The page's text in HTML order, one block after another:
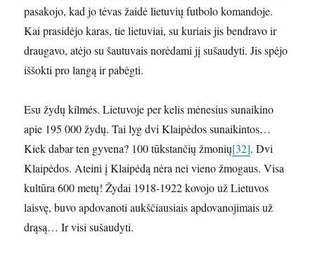
pasakojo, kad jo tėvas žaidė lietuvių futbolo komandoje.
Kai prasidėjo karas, tie lietuviai, su kuriais jis bendravo ir
draugavo, atėjo su šautuvais norėdami jį sušaudyti. Jis spėjo
iššokti pro langą ir pabėgti.
Esu žydų kilmės. Lietuvoje per kelis mėnesius sunaikino
apie 195 000 žydų. Tai lyg dvi Klaipėdos sunaikintos…
Kiek dabar ten gyvena? 100 tūkstančių žmonių[32]. Dvi
Klaipėdos. Ateini į Klaipėdą nėra nei vieno žmogaus. Visa
kultūra 600 metų! Žydai 1918-1922 kovojo už Lietuvos
laisvę, buvo apdovanoti aukščiausiais apdovanojimais už
drąsą… Ir visi sušaudyti.